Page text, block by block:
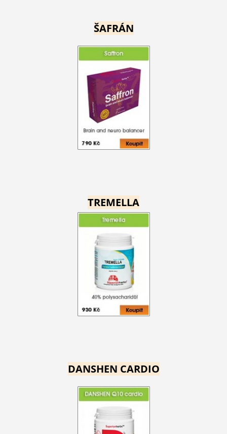
ŠAFRÁN
TREMELLA
DANSHEN CARDIO